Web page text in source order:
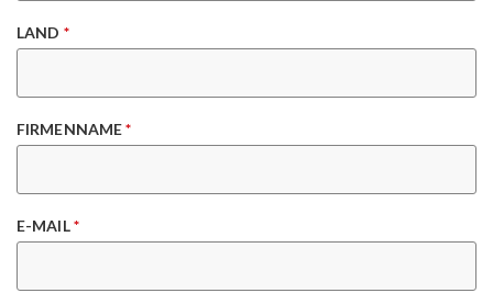
LAND *
FIRMENNAME*
E-MAIL*